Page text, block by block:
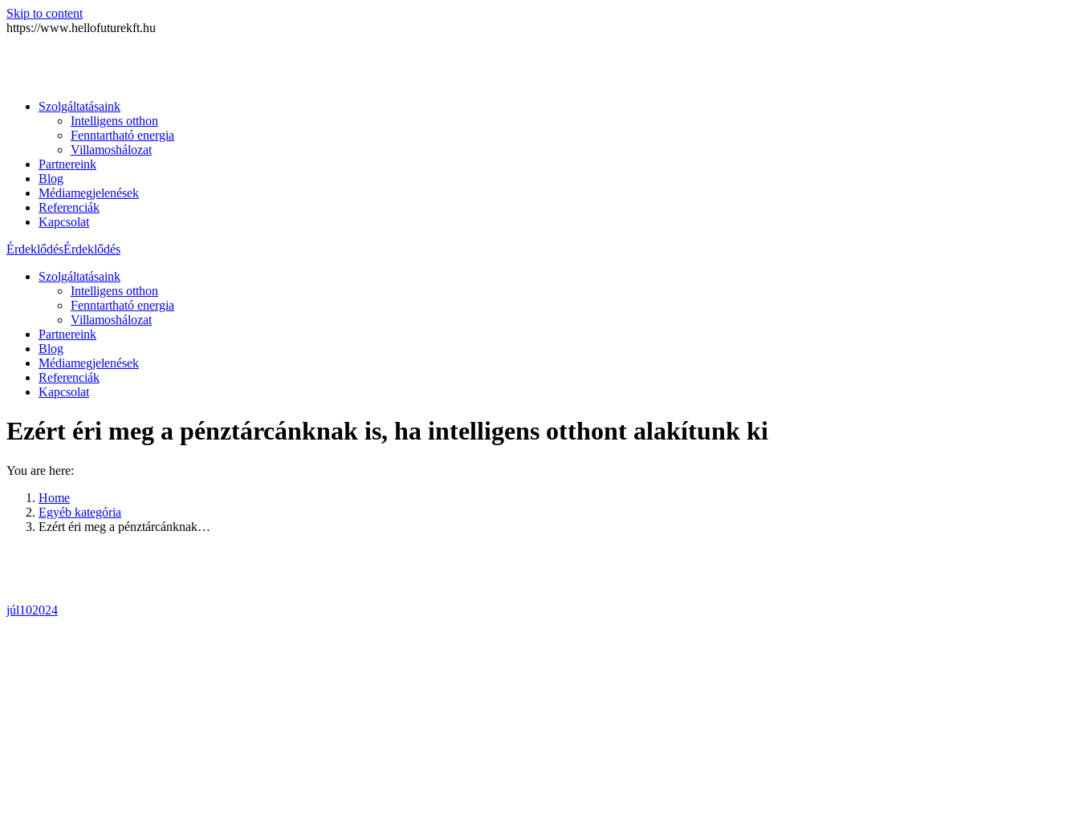
Skip to content
https://www.hellofuturekft.hu
Szolgáltatásaink
Intelligens otthon
Fenntartható energia
Villamoshálozat
Partnereink
Blog
Médiamegjelenések
Referenciák
Kapcsolat
ÉrdeklődésÉrdeklődés
Szolgáltatásaink
Intelligens otthon
Fenntartható energia
Villamoshálozat
Partnereink
Blog
Médiamegjelenések
Referenciák
Kapcsolat
Ezért éri meg a pénztárcánknak is, ha intelligens otthont alakítunk ki
You are here:
Home
Egyéb kategória
Ezért éri meg a pénztárcánknak…
júl102024